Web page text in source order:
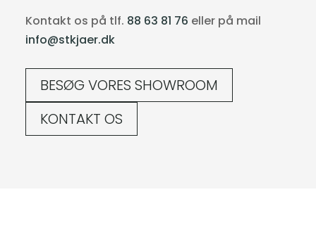
Kontakt os på tlf. 88 63 81 76 eller på mail
info@stkjaer.dk
BESØG VORES SHOWROOM
KONTAKT OS